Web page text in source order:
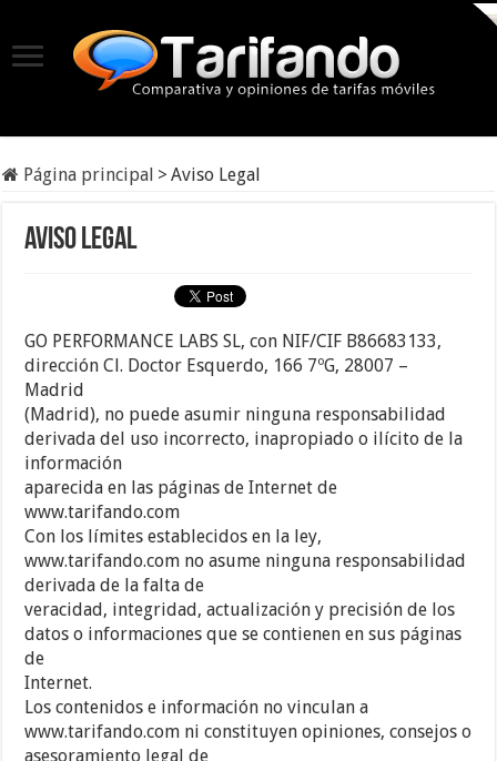
Página principal > Aviso Legal
Aviso Legal
GO PERFORMANCE LABS SL, con NIF/CIF B86683133,
dirección Cl. Doctor Esquerdo, 166 7ºG, 28007 –
Madrid
(Madrid), no puede asumir ninguna responsabilidad
derivada del uso incorrecto, inapropiado o ilícito de la
información
aparecida en las páginas de Internet de
www.tarifando.com
Con los límites establecidos en la ley,
www.tarifando.com no asume ninguna responsabilidad
derivada de la falta de
veracidad, integridad, actualización y precisión de los
datos o informaciones que se contienen en sus páginas
de
Internet.
Los contenidos e información no vinculan a
www.tarifando.com ni constituyen opiniones, consejos o
asesoramiento legal de